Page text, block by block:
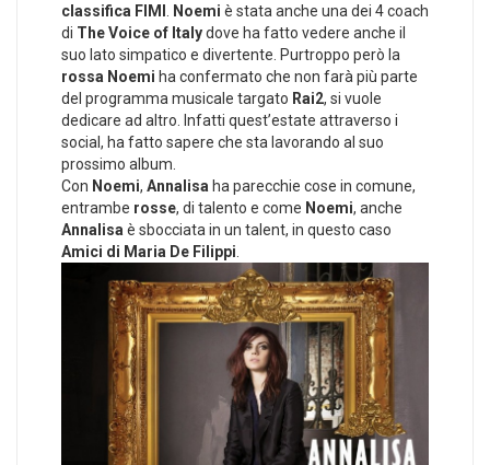
classifica FIMI . Noemi è stata anche una dei 4 coach
di The Voice of Italydove ha fatto vedere anche il
suo lato simpatico e divertente. Purtroppo però la
rossa Noemi ha confermato che non farà più parte
del programma musicale targato Rai2, si vuole
dedicare ad altro. Infatti quest’estate attraverso i
social, ha fatto sapere che sta lavorando al suo
prossimo album.
Con Noemi, Annalisa ha parecchie cose in comune,
entrambe rosse, di talento e come Noemi, anche
Annalisaè sbocciata in un talent, in questo caso
Amici di Maria De Filippi.